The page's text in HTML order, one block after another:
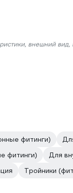
внешний
фитинги)
фитинги) Для
Тройники